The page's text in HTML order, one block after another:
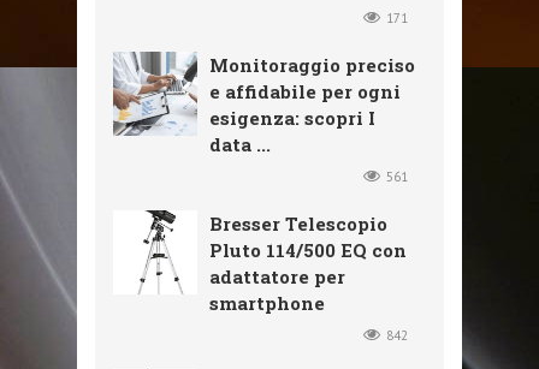
171
Monitoraggio preciso
e affidabile per ogni
esigenza: scopri I
data ...
561
Bresser Telescopio
Pluto 114/500 EQ con
adattatore per
smartphone
842